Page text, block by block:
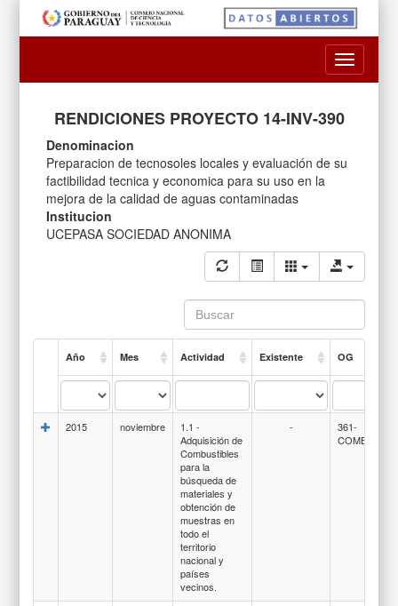
Toggle
RENDICIONES PROYECTO 14-INV-390
Denominacion
Preparacion de tecnosoles locales y evaluación de su
factibilidad tecnica y economica para su uso en la
mejora de la calidad de aguas contaminadas
Institucion
UCEPASA SOCIEDAD ANONIMA
Año Mes Actividad Existente OG
2015 noviembre
1.1 -
Adquisición de
Combustibles
para la
búsqueda de
materiales y
obtención de
muestras en
todo el
territorio
nacional y
países
vecinos.
-
361-